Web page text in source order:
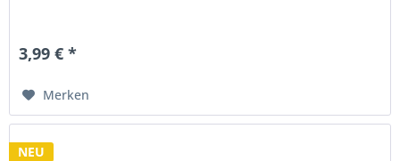
3,99 € *
Merken
NEU